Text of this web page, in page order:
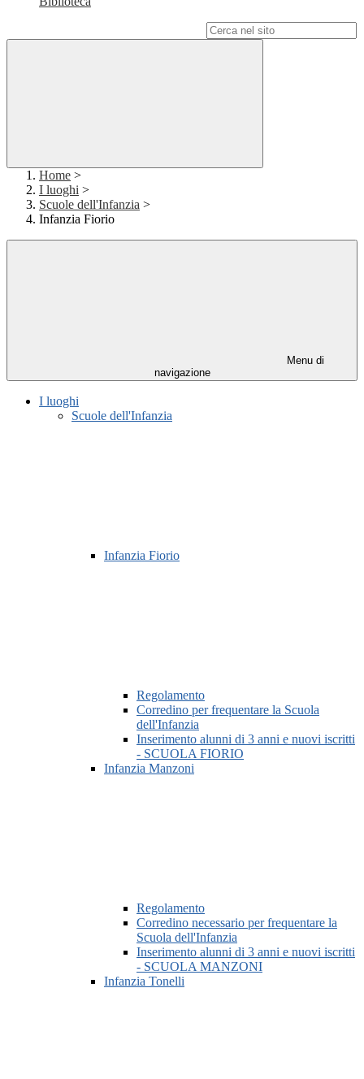
Home >
I luoghi >
Scuole dell'Infanzia >
Infanzia Fiorio
Menu di
navigazione
I luoghi
Scuole dell'Infanzia
Infanzia Fiorio
Regolamento
Corredino per frequentare la Scuola
dell'Infanzia
Inserimento alunni di 3 anni e nuovi iscritti
- SCUOLA FIORIO
Infanzia Manzoni
Regolamento
Corredino necessario per frequentare la
Scuola dell'Infanzia
Inserimento alunni di 3 anni e nuovi iscritti
- SCUOLA MANZONI
Infanzia Tonelli